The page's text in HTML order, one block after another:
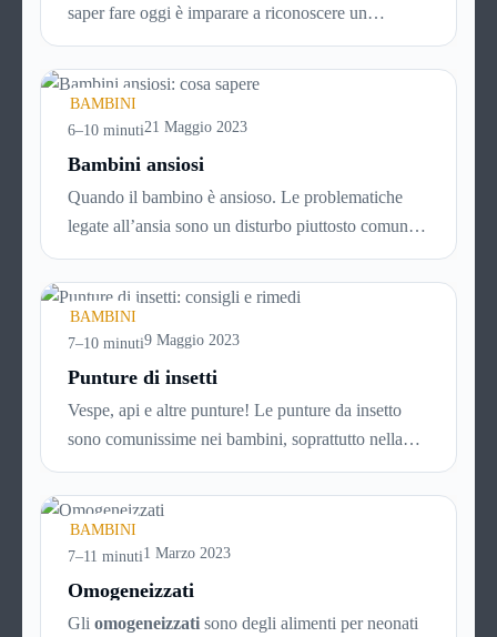
saper fare oggi è imparare a riconoscere un
giocattolo sicuroda uno pericoloso, soprattutto alla
luce del proliferare di prodotti a basso costo
provenienti dalla Cina, che spesso sono vere e
proprie trappole per i nostri figli.
BAMBINI
6–10 minuti21 Maggio 2023
Bambini ansiosi
Quando il bambino è ansioso. Le problematiche
legate all’ansia sono un disturbo piuttosto comune
in bambini di tutte le età e vanno trattate subito e
nel modo adeguato per evitare che si trasformino in
un problema più grande, con la crescita. Per sapere
di più su come affrontare i disturbi legati all’ansia
nei bambini, continua a leggere!
BAMBINI
7–10 minuti9 Maggio 2023
Punture di insetti
Vespe, api e altre punture! Le punture da insetto
sono comunissime nei bambini, soprattutto nella
bella stagione che favorisce i giochi nei parchi, nei
prati e in ogni caso all’aria aperta. Ad ogni puntura,
però, c’è il suo rimedio. Scopri
in caso di puntura di insetto
leggere questa guida!
BAMBINI
7–11 minuti1 Marzo 2023
Omogeneizzati
Gli omogeneizzati sono degli alimenti per neonati